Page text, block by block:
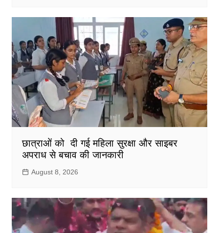
छात्राओं को दी गई महिला सुरक्षा और साइबर
अपराध से बचाव की जानकारी
August 8, 2026